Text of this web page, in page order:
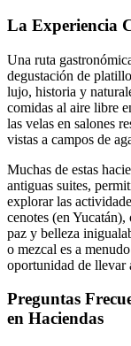
La Experiencia
Una ruta
degustación de
lujo, historia y
comidas al aire libre
las velas en salones
vistas a campos de
Muchas de estas
antiguas suites,
explorar las
cenotes (en
paz y belleza
o mezcal es a
oportunidad de llevar
Preguntas
en Haciendas